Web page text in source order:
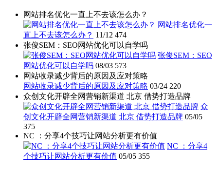
网站排名优化一直上不去该怎么办？
网站排名优化一
直上不去该怎么办？ 11/12 474
张俊SEM：SEO网站优化可以自学吗
张俊SEM：SEO
网站优化可以自学吗 08/03 573
网站收录减少背后的原因及应对策略
网站收录减少背后的原因及应对策略 03/24 220
众创文化开辟全网营销新渠道 北京 借势打造品牌
众
创文化开辟全网营销新渠道 北京 借势打造品牌 05/05
375
NC ：分享4个技巧让网站分析更有价值
NC ：分享4
个技巧让网站分析更有价值 05/05 355